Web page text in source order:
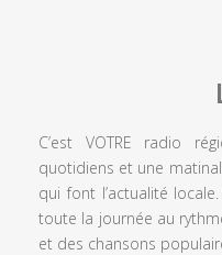
C’est VOTRE radio
quotidiens et une
qui font l’actualité
toute la journée au
et des chansons